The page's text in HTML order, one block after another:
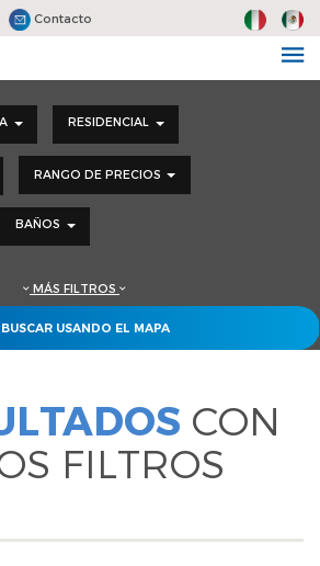
Contacto
RESIDENCIAL
RANGO DE PRECIOS
BAÑOS
MÁS FILTROS
BUSCAR USANDO EL MAPA
CON
FILTROS